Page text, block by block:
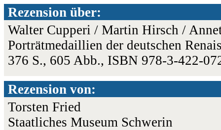
Rezension über:
Walter Cupperi / Martin Hirsch /
Porträtmedaillien der deutschen
376 S., 605 Abb., ISBN 978-3-422-
Rezension von:
Torsten Fried
Staatliches Museum Schwerin